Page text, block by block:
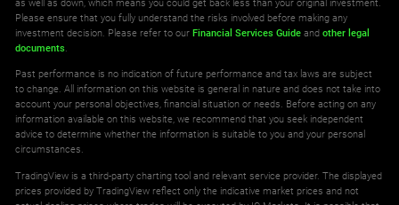
as well as down, which means you could get back less than your original investment.
Please ensure that you fully understand the risks involved before making any
investment decision. Please refer to ourFinancial Services Guide andother legal
documents.
Past performance is no indication of future performance and tax laws are subject
to change. All information on this website is general in nature and does not take into
account your personal objectives, financial situation or needs. Before acting on any
information available on this website, we recommend that you seek independent
advice to determine whether the information is suitable to you and your personal
circumstances.
TradingView is a third-party charting tool and relevant service provider. The displayed
prices provided by TradingView reflect only the indicative market prices and not